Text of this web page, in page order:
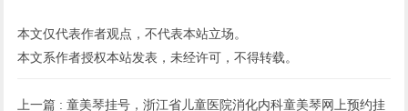
本文仅代表作者观点，不代表本站立场。
本文系作者授权本站发表，未经许可，不得转载。
上一篇 : 童美琴挂号，浙江省儿童医院消化内科童美琴网上预约挂